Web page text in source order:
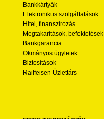
Bankkártyák
Elektronikus szolgáltatások
Hitel, finanszírozás
Megtakarítások, befektetések
Bankgarancia
Okmányos ügyletek
Biztosítások
Raiffeisen Üzlettárs